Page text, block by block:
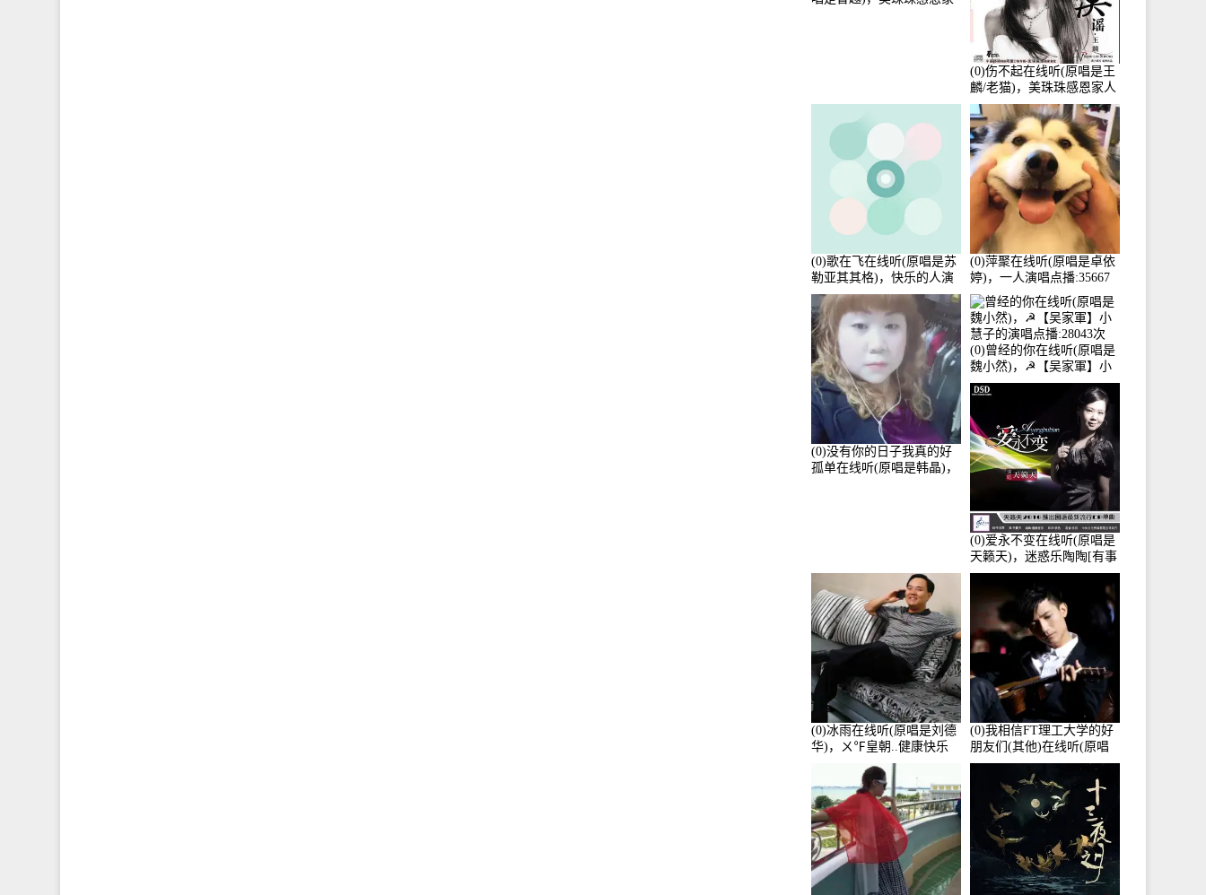
(0)伤不起在线听(原唱是王
麟/老猫)，美珠珠感恩家人
演唱点播:80218次
(0)歌在飞在线听(原唱是苏
勒亚其其格)，快乐的人演
唱点播:36次
(0)萍聚在线听(原唱是卓依
婷)，一人演唱点播:35667
次
(0)没有你的日子我真的好
孤单在线听(原唱是韩晶)，
(0)曾经的你在线听(原唱是
魏小然)，☭【吴家軍】小
慧子的演唱点播:28043次
(0)爱永不变在线听(原唱是
天籁天)，迷惑乐陶陶[有事
暂离]演唱点播:27678次
(0)冰雨在线听(原唱是刘德
华)，ㄨ℉皇朝..健康快乐
演唱点播:26643次
(0)我相信FT理工大学的好
朋友们(其他)在线听(原唱
是杨培安)，老乔演唱点
播:23714次